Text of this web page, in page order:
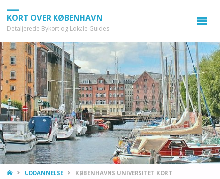
KORT OVER KØBENHAVN
Detaljerede Bykort og Lokale Guides
HOMEUDDANNELSE KØBENHAVNS UNIVERSITET KORT